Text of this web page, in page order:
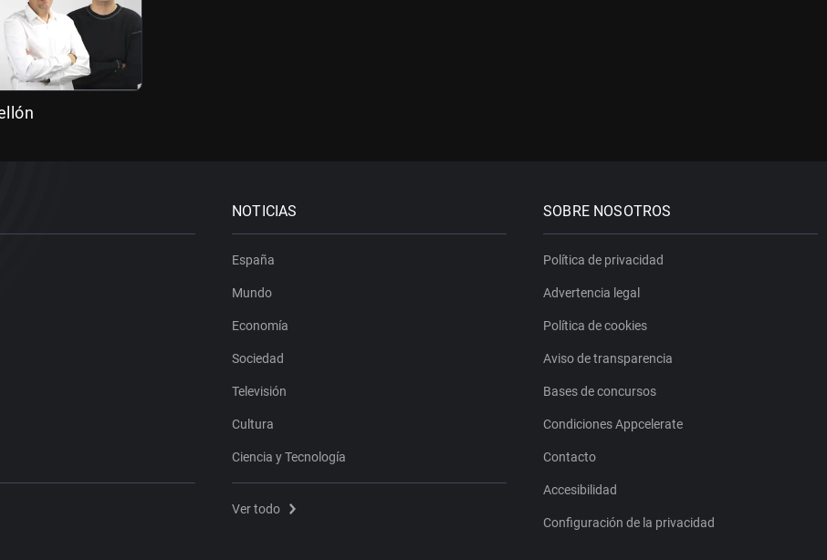
NOTICIAS
España
Mundo
Economía
Sociedad
Televisión
Cultura
Ciencia y Tecnología
Ver todo
SOBRE NOSOTROS
Política de privacidad
Advertencia legal
Política de cookies
Aviso de transparencia
Bases de concursos
Condiciones Appcelerate
Contacto
Accesibilidad
Configuración de la privacidad